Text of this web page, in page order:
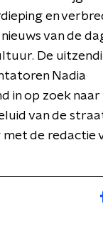
en
van de
De
Nadia
in op zoek naar
van de
de redactie